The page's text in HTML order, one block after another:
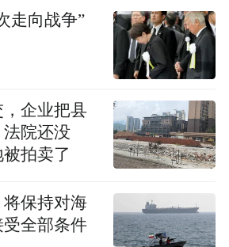
开区还将在西安、武威、喀
地举办系列活动，中国车谷
将同步发放总额8000万元的
手中，助力“武汉造、车谷
品牌声量，驶向西北、中亚
走向战争”
企业把县
院还没
拍卖了
保持对海
全部条件